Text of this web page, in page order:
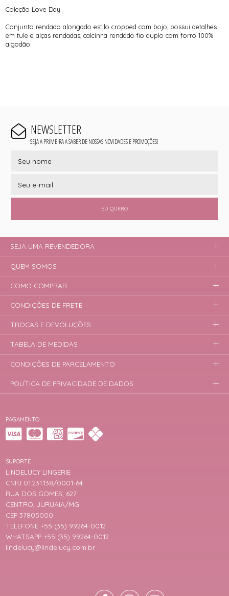
Coleção Love Day
Conjunto rendado alongado estilo cropped com bojo, possui detalhes
em tule e alças rendadas, calcinha rendada fio duplo com forro 100%
algodão.
NEWSLETTER
SEJA A PRIMEIRA A SABER DE NOSSAS NOVIDADES E PROMOÇÕES!
EU QUERO
PAGAMENTO
SUPORTE
LINDELUCY LINGERIE
CNPJ 01.231.138/0001-64
RUA DOS GOMES, 627
CENTRO, JURUAIA/MG
CEP 37805000
TELEFONE +55 (35) 99264-0012
WHATSAPP +55 (35) 99264-0012
lindelucy@lindelucy.com.br
SEJA UMA REVENDEDORA
QUEM SOMOS
COMO COMPRAR
CONDIÇÕES DE FRETE
TROCAS E DEVOLUÇÕES
TABELA DE MEDIDAS
CONDIÇÕES DE PARCELAMENTO
POLÍTICA DE PRIVACIDADE DE DADOS